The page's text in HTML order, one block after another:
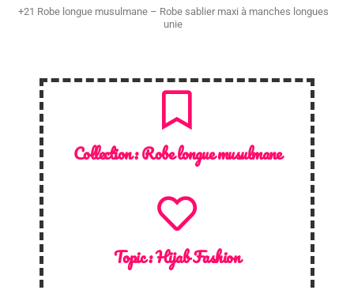
+21 Robe longue musulmane – Robe sablier maxi à manches longues
unie
Collection :Robe longue musulmane
Topic :Hijab Fashion